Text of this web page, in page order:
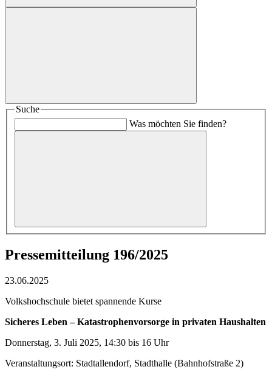
Suche
Was möchten Sie finden?
Pressemitteilung 196/2025
23.06.2025
Volkshochschule bietet spannende Kurse
Sicheres Leben – Katastrophenvorsorge in privaten Haushalten
Donnerstag, 3. Juli 2025, 14:30 bis 16 Uhr
Veranstaltungsort: Stadtallendorf, Stadthalle (Bahnhofstraße 2)